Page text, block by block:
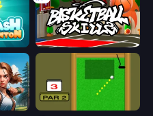
Basketball Skills